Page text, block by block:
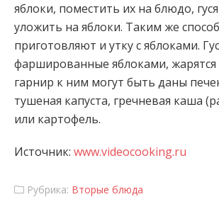
яблоки, поместить их на блюдо,
уложить на яблоки. Таким же
приготовляют и утку с яблоками.
фаршированные яблоками, жарятся
гарнир к ним могут быть даны
тушеная капуста, гречневая каша
или картофель.
Источник: www.videocooking.ru
Рубрика: Вторые блюда